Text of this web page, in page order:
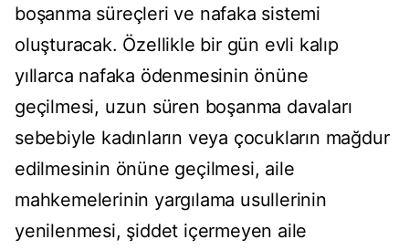
boşanma süreçleri ve nafaka sistemi
oluşturacak. Özellikle bir gün evli kalıp
yıllarca nafaka ödenmesinin önüne
geçilmesi, uzun süren boşanma davaları
sebebiyle kadınların veya çocukların mağdur
edilmesinin önüne geçilmesi, aile
mahkemelerinin yargılama usullerinin
yenilenmesi, şiddet içermeyen aile